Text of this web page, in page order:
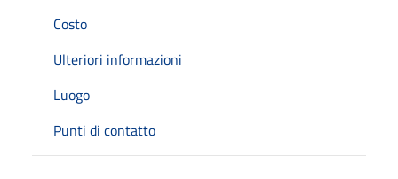
Costo
Ulteriori informazioni
Luogo
Punti di contatto